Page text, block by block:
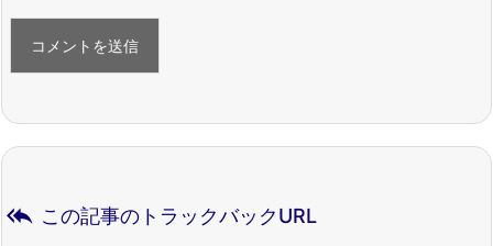
 この記事のトラックバックURL